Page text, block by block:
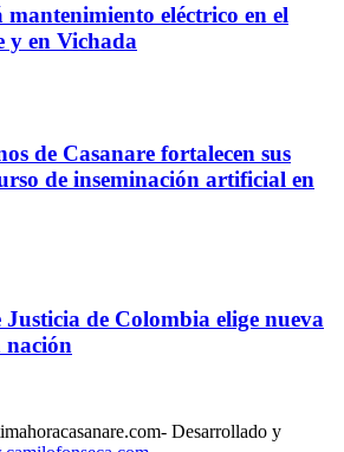
eléctrico en el
y en Vichada
de Casanare fortalecen sus
de inseminación artificial en
de Colombia elige nueva
nación
Desarrollado y